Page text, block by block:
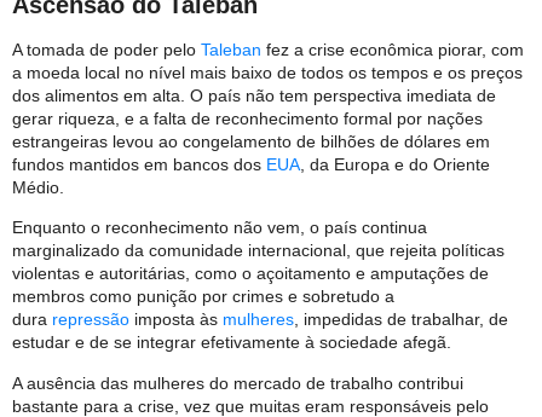
A tomada de poder pelo Taleban fez a crise econômica piorar, com
a moeda local no nível mais baixo de todos os tempos e os preços
dos alimentos em alta. O país não tem perspectiva imediata de
gerar riqueza, e a falta de reconhecimento formal por nações
estrangeiras levou ao congelamento de bilhões de dólares em
fundos mantidos em bancos dos EUA , da Europa e do Oriente
Médio.
Enquanto o reconhecimento não vem, o país continua
marginalizado da comunidade internacional, que rejeita políticas
violentas e autoritárias, como o açoitamento e amputações de
membros como punição por crimes e sobretudo a
dura repressão imposta às mulheres , impedidas de trabalhar, de
estudar e de se integrar efetivamente à sociedade afegã.
A ausência das mulheres do mercado de trabalho contribui
bastante para a crise, vez que muitas eram responsáveis pelo